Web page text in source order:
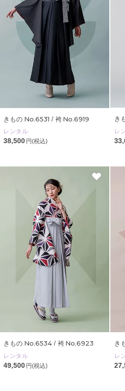
きもの No.6531 / 袴 No.6919
レンタル
38,500 円(税込)
き
レ
きもの No.6534/ 袴 No.6923
レンタル
49,500 円(税込)
き
レ